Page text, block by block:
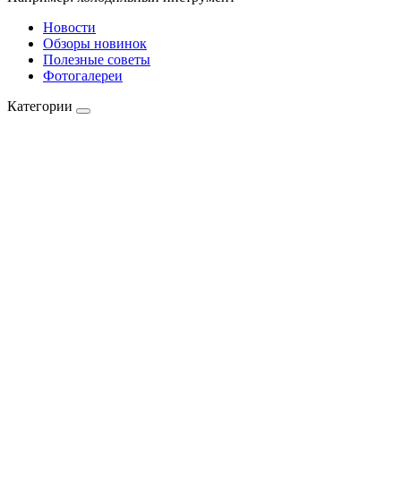
Новости
Обзоры новинок
Полезные советы
Фотогалереи
Категории